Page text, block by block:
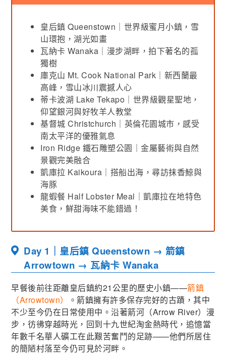
皇后鎮 Queenstown｜世界級蜜月小鎮，雪
山環抱，湖光如畫
瓦納卡 Wanaka｜漫步湖畔，拍下著名的孤
獨樹
庫克山 Mt. Cook National Park｜新西蘭最
高峰，雪山冰川震撼人心
蒂卡波湖 Lake Tekapo｜世界級觀星聖地，
仰望銀河與好牧羊人教堂
基督城 Christchurch｜英倫花園城市，感受
南太平洋的優雅氣息
Iron Ridge 鐵石雕塑公園｜金屬藝術與自然
景觀完美融合
凱庫拉 Kaikoura｜搭船出海，尋訪抹香鯨與
海豚
龍蝦餐 Half Lobster Meal｜凱庫拉在地特色
美食，鮮甜海味不能錯過！
Day 1｜皇后鎮 Queenstown → 箭鎮
Arrowtown → 瓦納卡 Wanaka
早餐後前往距離皇后鎮約21公里的歷史小鎮——箭鎮
（Arrowtown）
。箭鎮擁有許多保存完好的古蹟，其中
不少至今仍在日常使用中。沿著箭河（Arrow River）漫
步，彷彿穿越時光，回到十九世紀淘金熱時代，追憶當
年數千名華人礦工在此艱苦奮鬥的足跡——他們所居住
的簡陋村落至今仍可見於河畔。